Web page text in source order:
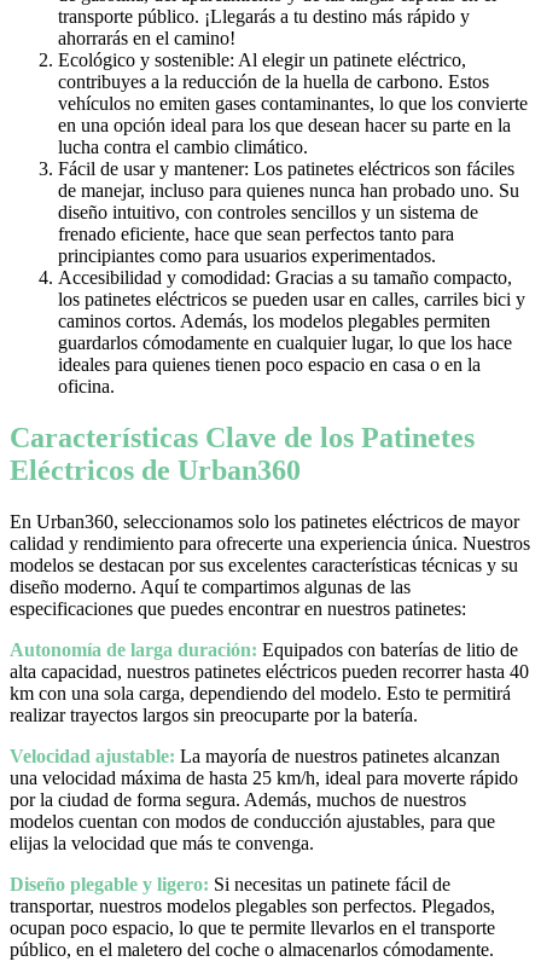
transporte público. ¡Llegarás a tu destino más rápido y
ahorrarás en el camino!
Ecológico y sostenible: Al elegir un patinete eléctrico,
contribuyes a la reducción de la huella de carbono. Estos
vehículos no emiten gases contaminantes, lo que los convierte
en una opción ideal para los que desean hacer su parte en la
lucha contra el cambio climático.
Fácil de usar y mantener: Los patinetes eléctricos son fáciles
de manejar, incluso para quienes nunca han probado uno. Su
diseño intuitivo, con controles sencillos y un sistema de
frenado eficiente, hace que sean perfectos tanto para
principiantes como para usuarios experimentados.
Accesibilidad y comodidad: Gracias a su tamaño compacto,
los patinetes eléctricos se pueden usar en calles, carriles bici y
caminos cortos. Además, los modelos plegables permiten
guardarlos cómodamente en cualquier lugar, lo que los hace
ideales para quienes tienen poco espacio en casa o en la
oficina.
Características Clave de los Patinetes
Eléctricos de Urban360
En Urban360, seleccionamos solo los patinetes eléctricos de mayor
calidad y rendimiento para ofrecerte una experiencia única. Nuestros
modelos se destacan por sus excelentes características técnicas y su
diseño moderno. Aquí te compartimos algunas de las
especificaciones que puedes encontrar en nuestros patinetes:
Autonomía de larga duración: Equipados con baterías de litio de
alta capacidad, nuestros patinetes eléctricos pueden recorrer hasta 40
km con una sola carga, dependiendo del modelo. Esto te permitirá
realizar trayectos largos sin preocuparte por la batería.
Velocidad ajustable: La mayoría de nuestros patinetes alcanzan
una velocidad máxima de hasta 25 km/h, ideal para moverte rápido
por la ciudad de forma segura. Además, muchos de nuestros
modelos cuentan con modos de conducción ajustables, para que
elijas la velocidad que más te convenga.
Diseño plegable y ligero: Si necesitas un patinete fácil de
transportar, nuestros modelos plegables son perfectos. Plegados,
ocupan poco espacio, lo que te permite llevarlos en el transporte
público, en el maletero del coche o almacenarlos cómodamente.